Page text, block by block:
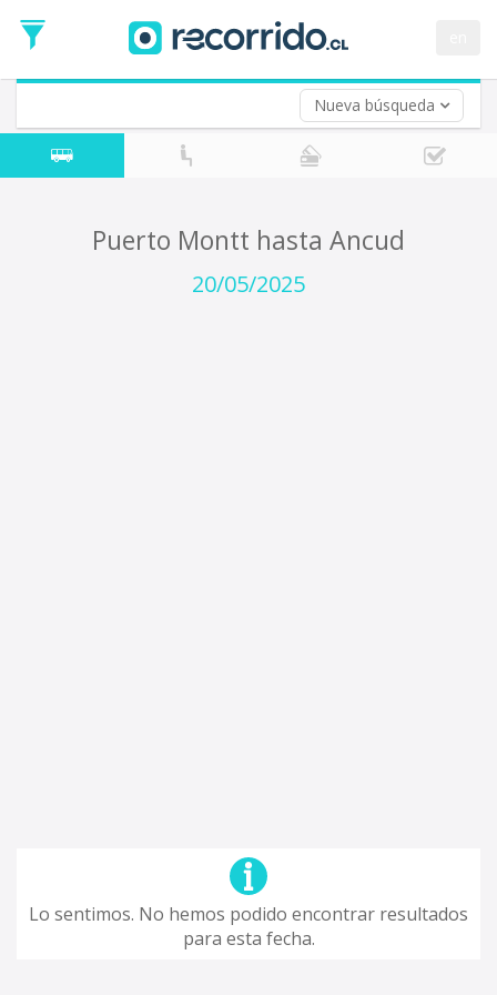
Nueva búsqueda
de
Ida
Vuelta (opcional)
Fecha
de
Puerto Montt hasta Ancud
20/05/2025
Lo sentimos. No hemos podido encontrar resultados
para esta fecha.